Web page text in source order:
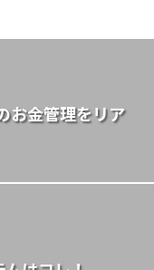
お金管理をリア